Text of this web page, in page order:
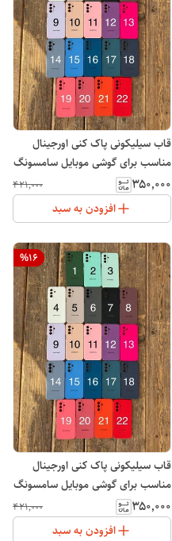
قاب سیلیکونی پاک کنی اورجینال
مناسب برای گوشی موبایل سامسونگ
Galaxy A52
۳۵۰٬۰۰۰ ۴۲۱٬۰۰۰
افزودن به سبد
%16
قاب سیلیکونی پاک کنی اورجینال
مناسب برای گوشی موبایل سامسونگ
Galaxy A55
۳۵۰٬۰۰۰ ۴۲۱٬۰۰۰
افزودن به سبد